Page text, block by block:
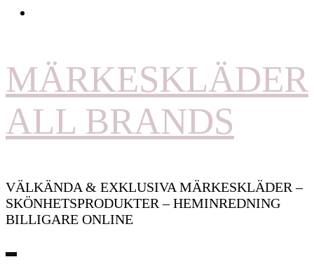
MÄRKESKLÄDER
ALL BRANDS
VÄLKÄNDA & EXKLUSIVA MÄRKESKLÄDER –
SKÖNHETSPRODUKTER – HEMINREDNING
BILLIGARE ONLINE